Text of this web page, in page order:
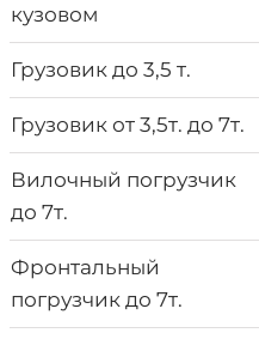
кузовом
Грузовик до 3,5 т.
Грузовик от 3,5т. до 7т.
Вилочный погрузчик
до 7т.
Фронтальный
погрузчик до 7т.